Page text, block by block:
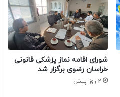
شورای اقامه نماز پزشکی قانونی
خراسان رضوی برگزار شد
2 روز پیش